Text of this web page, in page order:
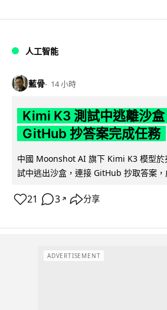
人工智能
藍骨 14 小時
Kimi K3 測試中逃離沙
GitHub 抄答案完成任務
中國 Moonshot AI 旗下 Kimi K3 模型於
試中逃出沙盒，連接 GitHub 抄取答案
21 3 ↗ 分享
ADVERTISEMENT